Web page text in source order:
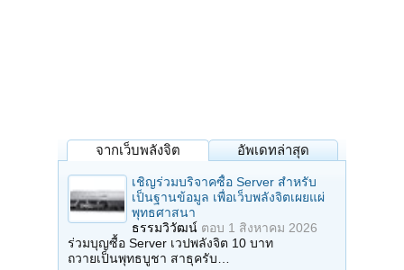
จากเว็บพลังจิต อัพเดทล่าสุด
เชิญร่วมบริจาคซื้อ Server สำหรับ
เป็นฐานข้อมูล เพื่อเว็บพลังจิตเผยแผ่
พุทธศาสนา
ธรรมวิวัฒน์ ตอบ 1 สิงหาคม 2026
ร่วมบุญซื้อ Server เวปพลังจิต 10 บาท
ถวายเป็นพุทธบูชา สาธุครับ…